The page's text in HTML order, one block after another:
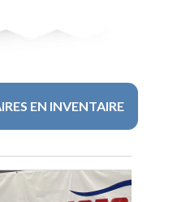
EN INVENTAIRE